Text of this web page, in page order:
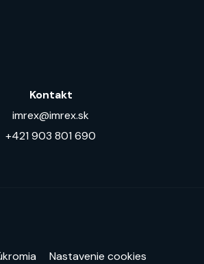
Kontakt
imrex@imrex.sk
+421 903 801 690
Nastavenie cookies